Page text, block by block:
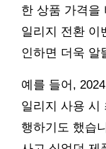
한 상품 가격을
일리지 전환 이
인하면 더욱 알
예를 들어,
일리지 사용 시
행하기도 했습